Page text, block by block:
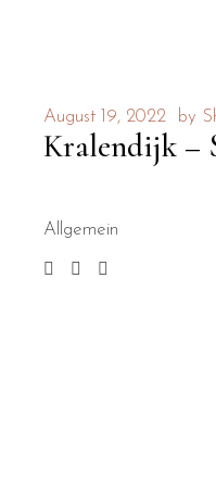
August 19, 2022 by
Kralendijk –
Allgemein